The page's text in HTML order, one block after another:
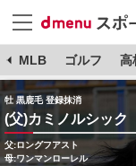
MLB ゴルフ 高
牡 黒鹿毛 登録抹消
(父)カミノルシック
父:ロングフアスト
母:ワンマンローレル